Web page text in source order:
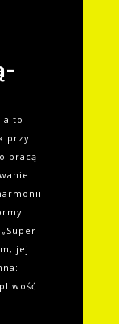
to
przy
pracą
jej